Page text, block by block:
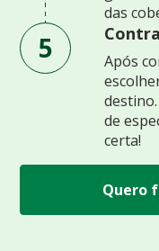
das
5
Após
de
certa!
Quero